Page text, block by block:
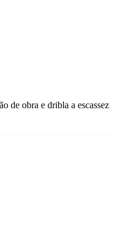
de obra e dribla a escassez